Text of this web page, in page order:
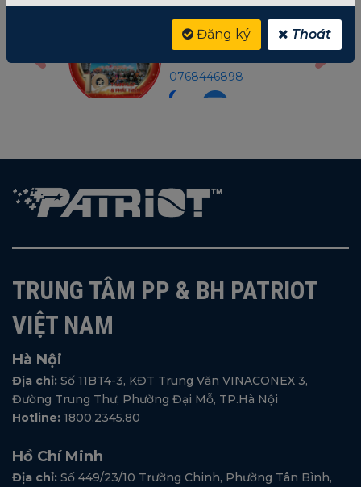
Mr Gon
Trưởng P.Bảo Hành
0768446898
TRUNG TÂM PP & BH PATRIOT
VIỆT NAM
Hà Nội
Địa chỉ: Số 11BT4-3, KĐT Trung Văn VINACONEX 3,
Đường Trung Thư, Phường Đại Mỗ, TP.Hà Nội
Hotline: 1800.2345.80
Hồ Chí Minh
Địa chỉ: Số 449/23/10 Trường Chinh, Phường Tân Bình,
Đăng ký Thoát